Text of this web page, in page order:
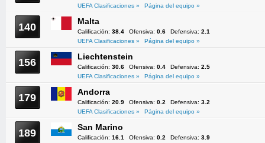
UEFA Clasificaciones »
Página del equipo »
140 Malta
Calificación: 38.4 Ofensiva: 0.6 Defensiva: 2.1
UEFA Clasificaciones »
Página del equipo »
156 Liechtenstein
Calificación: 30.6 Ofensiva: 0.4 Defensiva: 2.5
UEFA Clasificaciones »
Página del equipo »
179 Andorra
Calificación: 20.9 Ofensiva: 0.2 Defensiva: 3.2
UEFA Clasificaciones »
Página del equipo »
189 San Marino
Calificación: 16.1 Ofensiva: 0.2 Defensiva: 3.9